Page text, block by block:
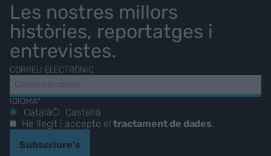
Les nostres millors
històries, reportatges i
entrevistes.
CORREU ELECTRÒNIC
IDIOMA*
Català
Castellà
He llegit i accepto eltractament de dades.
Subscriure's